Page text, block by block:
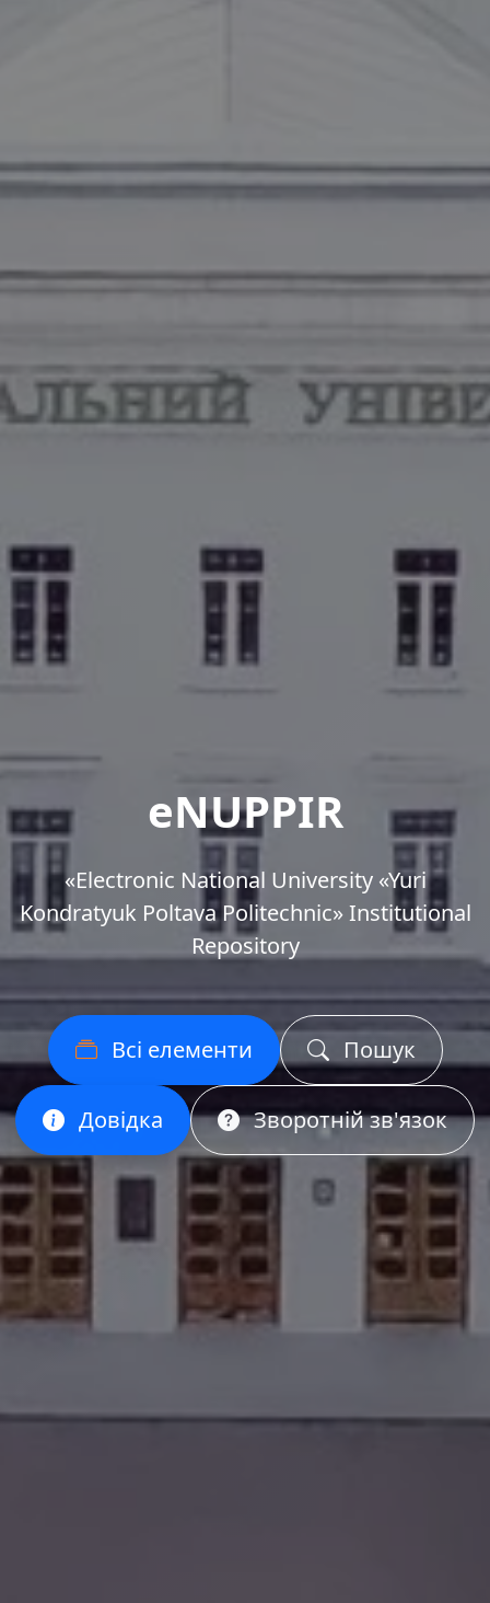
eNUPPIR
«Еlectronic National University «Yuri
Kondratyuk Poltava Politechnic» Institutional
Repository
Всі елементи Пошук
Довідка Зворотній зв'язок